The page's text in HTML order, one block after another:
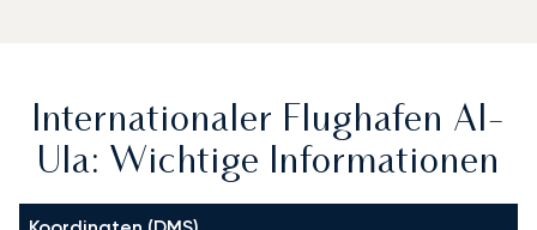
Internationaler Flughafen Al-
Ula: Wichtige Informationen